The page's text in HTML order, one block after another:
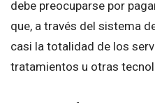
debe preocuparse por
que, a través del sistema
casi la totalidad de los
tratamientos u otras